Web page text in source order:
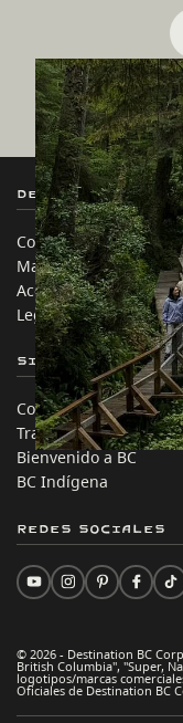
Destination BC
Contáctanos
Mapa del sitio
Acerca de
Legal y Políticas
Sitios de Socios
Comercio e Inversión
Trabaja en BC
Bienvenido a BC
BC Indígena
© 2026 - Destination BC
British Columbia", "Super,
logotipos/marcas
Oficiales de Destination BC
Redes sociales